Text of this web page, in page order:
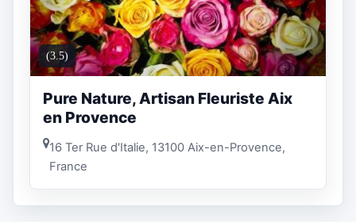
(3.5)
Pure Nature, Artisan Fleuriste Aix
en Provence
16 Ter Rue d'Italie, 13100 Aix-en-Provence,
France